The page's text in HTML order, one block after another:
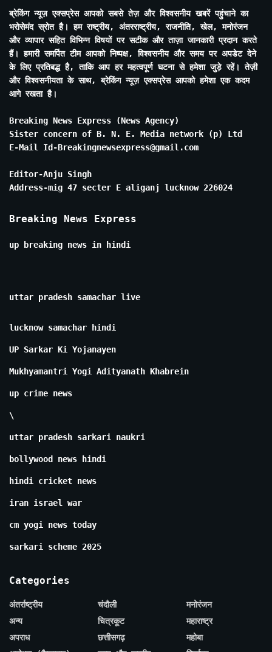
ब्रेकिंग न्यूज़ एक्सप्रेस आपको सबसे तेज़ और विश्वसनीय खबरें पहुंचाने का
भरोसेमंद स्रोत है। हम राष्ट्रीय, अंतरराष्ट्रीय, राजनीति, खेल, मनोरंजन
और व्यापार सहित विभिन्न विषयों पर सटीक और ताज़ा जानकारी प्रदान करते
हैं। हमारी समर्पित टीम आपको निष्पक्ष, विश्वसनीय और समय पर अपडेट देने
के लिए प्रतिबद्ध है, ताकि आप हर महत्वपूर्ण घटना से हमेशा जुड़े रहें। तेज़ी
और विश्वसनीयता के साथ, ब्रेकिंग न्यूज़ एक्सप्रेस आपको हमेशा एक कदम
आगे रखता है।
Breaking News Express (News Agency)
Sister concern of B. N. E. Media network (p) Ltd
E-Mail Id-Breakingnewsexpress@gmail.com
Editor-Anju Singh
Address-mig 47 secter E aliganj lucknow 226024
Breaking News Express
up breaking news in hindi
uttar pradesh samachar live
lucknow samachar hindi
UP Sarkar Ki Yojanayen
Mukhyamantri Yogi Adityanath Khabrein
up crime news
\
uttar pradesh sarkari naukri
bollywood news hindi
hindi cricket news
iran israel war
cm yogi news today
sarkari scheme 2025
Categories
अंतर्राष्ट्रीय
अन्य
अपराध
चंदौली
चित्रकूट
छत्तीसगढ़
मनोरंजन
महाराष्ट्र
महोबा